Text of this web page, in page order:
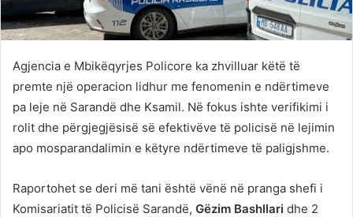
Agjencia e Mbikëqyrjes Policore ka zhvilluar këtë të
premte një operacion lidhur me fenomenin e ndërtimeve
pa leje në Sarandë dhe Ksamil. Në fokus ishte verifikimi i
rolit dhe përgjegjësisë së efektivëve të policisë në lejimin
apo mosparandalimin e këtyre ndërtimeve të paligjshme.
Raportohet se deri më tani është vënë në pranga shefi i
Komisariatit të Policisë Sarandë, Gëzim Bashllari dhe 2